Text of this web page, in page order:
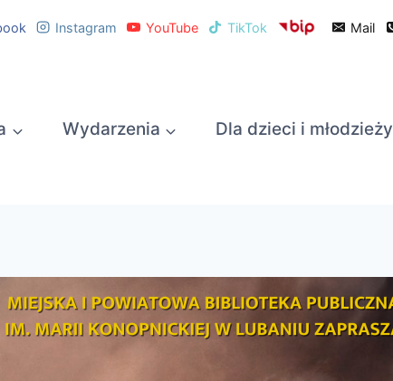
Instagram YouTube TikTok Mail
Wydarzenia Dla dzieci i młodzieży